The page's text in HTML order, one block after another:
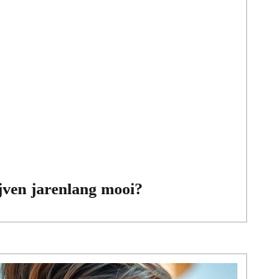
jarenlang mooi?